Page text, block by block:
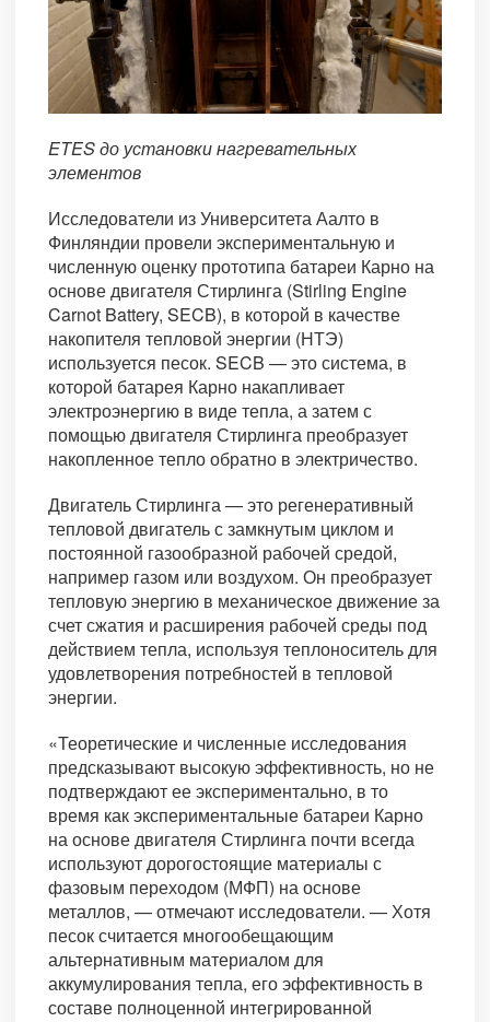
ETES до установки нагревательных
элементов
Исследователи из Университета Аалто в
Финляндии провели экспериментальную и
численную оценку прототипа батареи Карно на
основе двигателя Стирлинга (Stirling Engine
Carnot Battery, SECB), в которой в качестве
накопителя тепловой энергии (НТЭ)
используется песок. SECB — это система, в
которой батарея Карно накапливает
электроэнергию в виде тепла, а затем с
помощью двигателя Стирлинга преобразует
накопленное тепло обратно в электричество.
Двигатель Стирлинга — это регенеративный
тепловой двигатель с замкнутым циклом и
постоянной газообразной рабочей средой,
например газом или воздухом. Он преобразует
тепловую энергию в механическое движение за
счет сжатия и расширения рабочей среды под
действием тепла, используя теплоноситель для
удовлетворения потребностей в тепловой
энергии.
«Теоретические и численные исследования
предсказывают высокую эффективность, но не
подтверждают ее экспериментально, в то
время как экспериментальные батареи Карно
на основе двигателя Стирлинга почти всегда
используют дорогостоящие материалы с
фазовым переходом (МФП) на основе
металлов, — отмечают исследователи. — Хотя
песок считается многообещающим
альтернативным материалом для
аккумулирования тепла, его эффективность в
составе полноценной интегрированной